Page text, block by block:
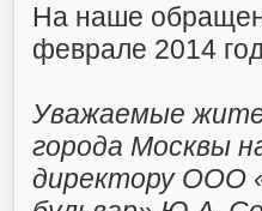
На наше
феврале 2014
Уважаемые
города Москвы
директору ООО